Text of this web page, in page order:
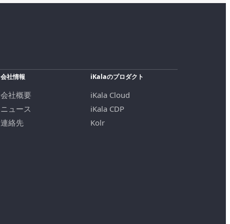
会社情報
会社概要
ニュース
連絡先
iKalaのプロダクト
iKala Cloud
iKala CDP
Kolr